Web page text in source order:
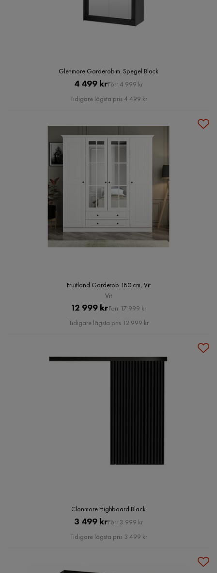
Glenmore Garderob m. Spegel Black
Pris
4 499 krOriginal
Pris
Förr 4 999 kr
Tidigare lägsta pris 4 499 kr
Fruitland Garderob 180 cm, Vit
Vit
Pris
12 999 krOriginal
Pris
Förr 17 999 kr
Tidigare lägsta pris 12 999 kr
Clonmore Highboard Black
Pris
3 499 krOriginal
Pris
Förr 3 999 kr
Tidigare lägsta pris 3 499 kr